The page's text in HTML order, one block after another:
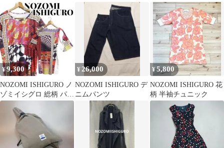
チワーク ドッキング
ド丈 ショート丈 フ
リル ネイビー 赤
エルショーツ
¥9,300
NOZOMI ISHIGURO ノ
ゾミイシグロ 総柄 パッ
チワーク柄Tシャツ M
¥ 26,000
NOZOMI ISHIGURO デ
ニムパンツ
¥5,800
NOZOMI ISHIGURO 花
柄 半袖チュニック